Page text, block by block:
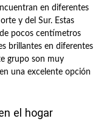
en diferentes
y del Sur. Estas
pocos centímetros
brillantes en diferentes
grupo son muy
una excelente opción
el hogar